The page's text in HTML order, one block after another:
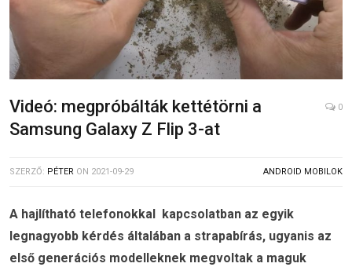
Videó: megpróbálták kettétörni a
Samsung Galaxy Z Flip 3-at
0
SZERZŐ: PÉTER ON 2021-09-29 ANDROID MOBILOK
A hajlítható telefonokkal kapcsolatban az egyik
legnagyobb kérdés általában a strapabírás, ugyanis az
első generációs modelleknek megvoltak a maguk